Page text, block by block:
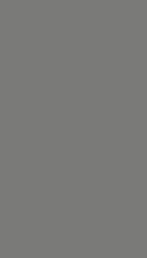
Modelos
Servicio